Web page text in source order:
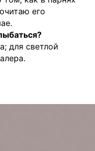
его
для светлой